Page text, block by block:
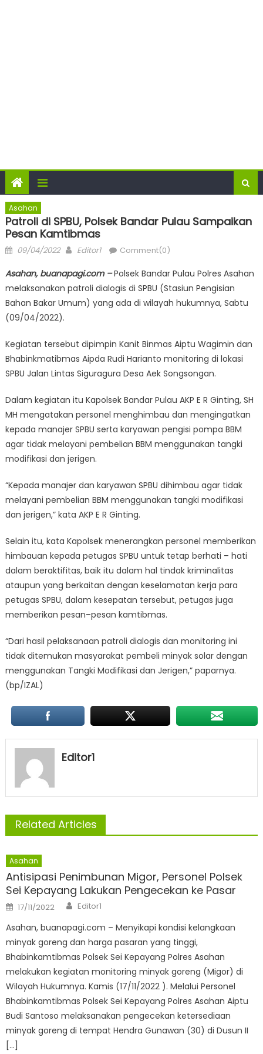
Asahan
Patroli di SPBU, Polsek Bandar Pulau Sampaikan
Pesan Kamtibmas
Posted
09/04/2022 Author
Editor1 Comment(0)
Asahan, buanapagi.com –Polsek Bandar Pulau Polres Asahan
melaksanakan patroli dialogis di SPBU (Stasiun Pengisian
Bahan Bakar Umum) yang ada di wilayah hukumnya, Sabtu
(09/04/2022).
Kegiatan tersebut dipimpin Kanit Binmas Aiptu Wagimin dan
Bhabinkmatibmas Aipda Rudi Harianto monitoring di lokasi
SPBU Jalan Lintas Siguragura Desa Aek Songsongan.
Dalam kegiatan itu Kapolsek Bandar Pulau AKP E R Ginting, SH
MH mengatakan personel menghimbau dan mengingatkan
kepada manajer SPBU serta karyawan pengisi pompa BBM
agar tidak melayani pembelian BBM menggunakan tangki
modifikasi dan jerigen.
“Kepada manajer dan karyawan SPBU dihimbau agar tidak
melayani pembelian BBM menggunakan tangki modifikasi
dan jerigen,” kata AKP E R Ginting.
Selain itu, kata Kapolsek menerangkan personel memberikan
himbauan kepada petugas SPBU untuk tetap berhati – hati
dalam beraktifitas, baik itu dalam hal tindak kriminalitas
ataupun yang berkaitan dengan keselamatan kerja para
petugas SPBU, dalam kesepatan tersebut, petugas juga
memberikan pesan–pesan kamtibmas.
“Dari hasil pelaksanaan patroli dialogis dan monitoring ini
tidak ditemukan masyarakat pembeli minyak solar dengan
menggunakan Tangki Modifikasi dan Jerigen,” paparnya.
(bp/IZAL)
Editor1
Related Articles
Asahan
Antisipasi Penimbunan Migor, Personel Polsek
Sei Kepayang Lakukan Pengecekan ke Pasar
Posted
on
17/11/2022 Author
Editor1
Asahan, buanapagi.com – Menyikapi kondisi kelangkaan
minyak goreng dan harga pasaran yang tinggi,
Bhabinkamtibmas Polsek Sei Kepayang Polres Asahan
melakukan kegiatan monitoring minyak goreng (Migor) di
Wilayah Hukumnya. Kamis (17/11/2022 ). Melalui Personel
Bhabinkamtibmas Polsek Sei Kepayang Polres Asahan Aiptu
Budi Santoso melaksanakan pengecekan ketersediaan
minyak goreng di tempat Hendra Gunawan (30) di Dusun II
[…]